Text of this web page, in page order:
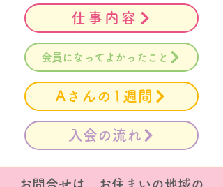
仕事内容
会員になってよかったこと
Aさんの1週間
入会の流れ
お問合せは、お住まいの地域の